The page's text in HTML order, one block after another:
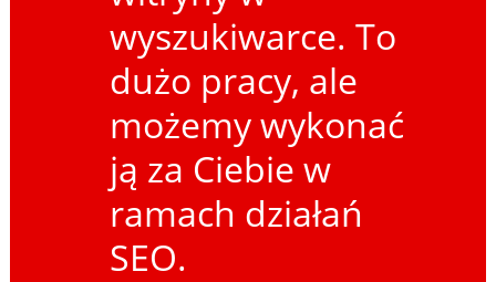
wyszukiwarce. To
dużo pracy, ale
możemy wykonać
ją za Ciebie w
ramach działań
SEO.